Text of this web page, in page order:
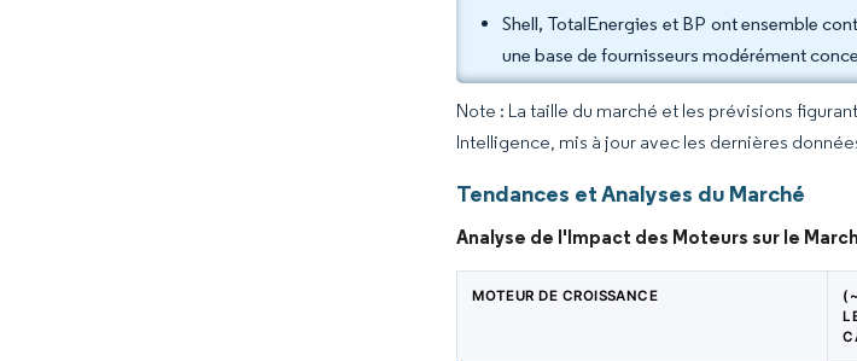
Shell, TotalEnergies et BP ont ensemble
une base de fournisseurs modérément
Note : La taille du marché et les prévisions
Intelligence, mis à jour avec les dernières
Tendances et Analyses du Marché
Analyse de l'Impact des Moteurs sur le
MOTEUR DE CROISSANCE